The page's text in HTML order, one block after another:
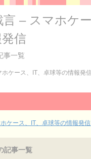
– スマホケ
信
事一覧
ホケース、IT、卓球等の情報発
ケース、IT、卓球等の情報発信
記事一覧